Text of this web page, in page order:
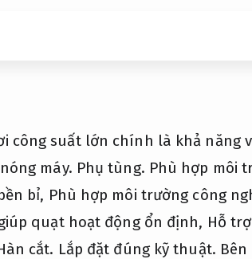
công suất lớn chính là khả năng
máy. Phụ tùng. Phù hợp môi
bỉ, Phù hợp môi trường công
quạt hoạt động ổn định, Hỗ
cắt. Lắp đặt đúng kỹ thuật.